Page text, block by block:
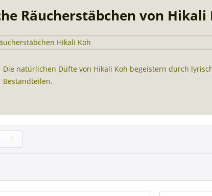
Räucherstäbchen von Hikali
Die natürlichen Düfte von Hikali Koh begeistern durch
Bestandteilen.